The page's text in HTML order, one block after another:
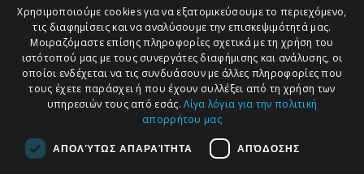
(newsletter)
Το email σας: ➔
Χρησιμοποιούμε cookies για να εξατομικεύσουμε το περιεχόμενο,
τις διαφημίσεις και να αναλύσουμε την επισκεψιμότητά μας.
Μοιραζόμαστε επίσης πληροφορίες σχετικά με τη χρήση του
ιστότοπού μας με τους συνεργάτες διαφήμισης και ανάλυσης, οι
οποίοι ενδέχεται να τις συνδυάσουν με άλλες πληροφορίες που
τους έχετε παράσχει ή που έχουν συλλέξει από τη χρήση των
υπηρεσιών τους από εσάς.Λίγα λόγια για την πολιτική
απορρήτου μας
ΑΠΟΛΎΤΩΣ ΑΠΑΡΑΊΤΗΤΑ ΑΠΌΔΟΣΗΣ